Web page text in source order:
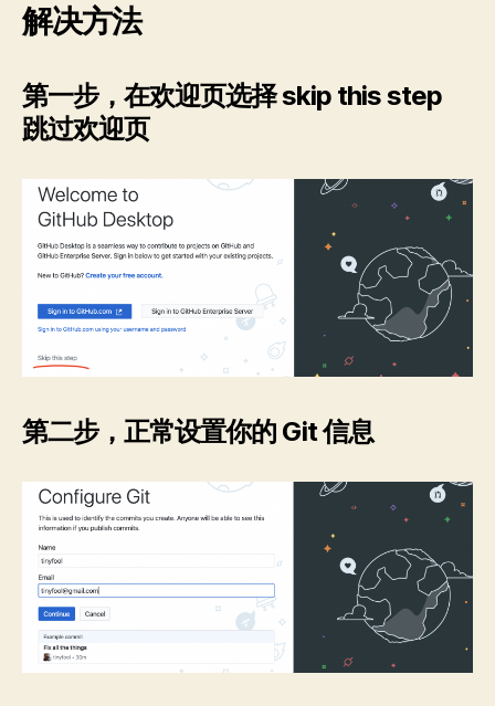
解决方法
第一步，在欢迎页选择skip this step
跳过欢迎页
第二步，正常设置你的 Git 信息